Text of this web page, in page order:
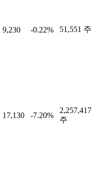
9,230 -0.22% 51,551 주
17,130 -7.20%
2,257,417
주